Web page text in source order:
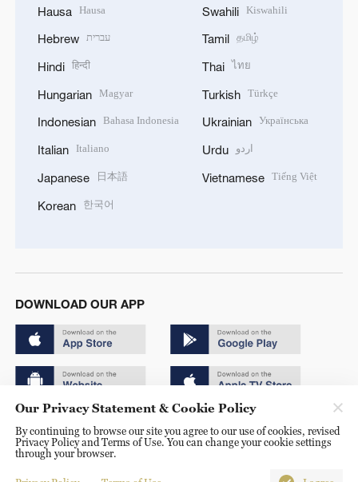
Hausa Hausa
Hebrew עברית
Hindi हिन्दी
Hungarian Magyar
Indonesian Bahasa Indonesia
Italian Italiano
Japanese 日本語
Korean 한국어
Swahili Kiswahili
Tamil தமிழ்
Thai ไทย
Turkish Türkçe
Ukrainian Українська
Urdu اردو
Vietnamese Tiếng Việt
DOWNLOAD OUR APP
京ICP备20000184号
Our Privacy Statement & Cookie Policy
By continuing to browse our site you agree to our use of cookies, revised
Privacy Policy and Terms of Use. You can change your cookie settings
through your browser.